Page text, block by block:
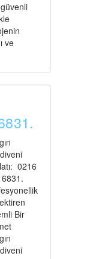
ve
0216
Bir